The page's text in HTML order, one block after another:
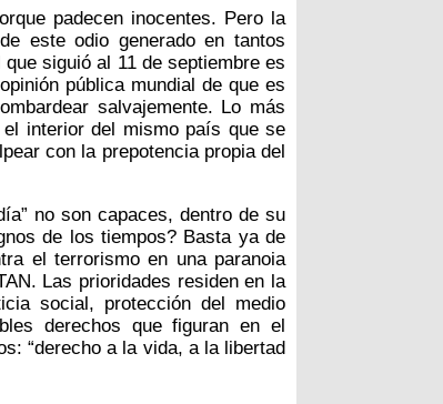
padecen inocentes. Pero la
este odio generado en tantos
siguió al 11 de septiembre es
pública mundial de que es
salvajemente. Lo más
interior del mismo país que se
con la prepotencia propia del
no son capaces, dentro de su
de los tiempos? Basta ya de
el terrorismo en una paranoia
Las prioridades residen en la
social, protección del medio
derechos que figuran en el
“derecho a la vida, a la libertad